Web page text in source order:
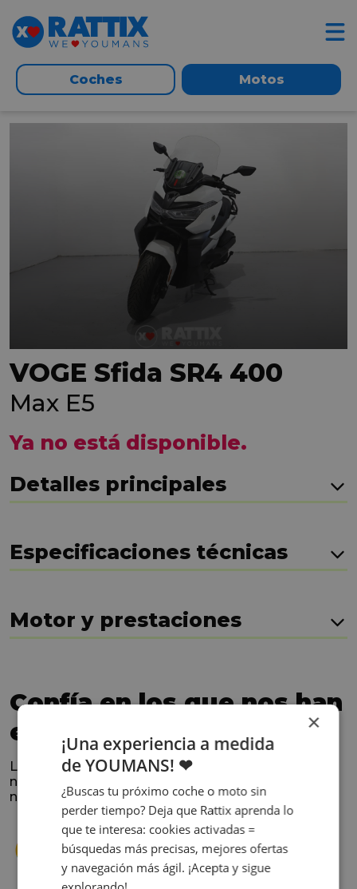
Coches Motos
VOGE Sfida SR4 400
Max E5
Ya no está disponible.
Detalles principales
Especificaciones técnicas
Motor y prestaciones
Confía en los que nos han
elegido
La satisfacción y la experiencia de los clientes es
nuestra prioridad. Lee lo que opinan y conoce
nuestra historia.
×
¡Una experiencia a medida
de YOUMANS! ❤
¿Buscas tu próximo coche o moto sin
perder tiempo? Deja que Rattix aprenda lo
que te interesa: cookies activadas =
búsquedas más precisas, mejores ofertas
y navegación más ágil. ¡Acepta y sigue